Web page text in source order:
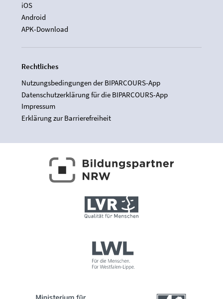
iOS
Android
APK-Download
Rechtliches
Nutzungsbedingungen der BIPARCOURS-App
Datenschutzerklärung für die BIPARCOURS-App
Impressum
Erklärung zur Barrierefreiheit